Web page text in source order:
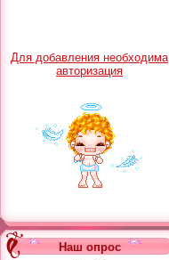
Для добавления необходима
авторизация
Наш опрос